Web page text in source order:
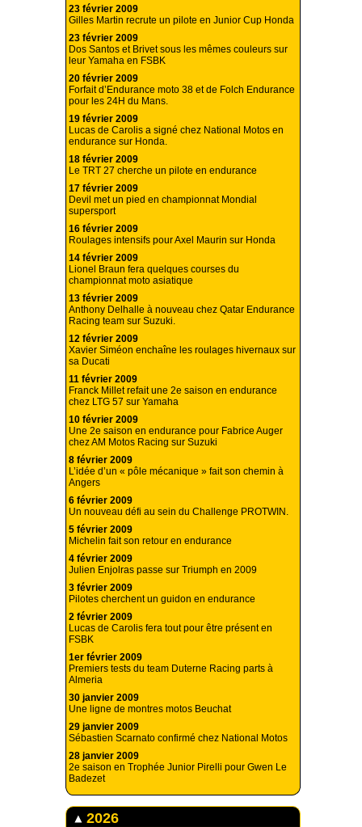
23 février 2009
Gilles Martin recrute un pilote en Junior Cup Honda
23 février 2009
Dos Santos et Brivet sous les mêmes couleurs sur
leur Yamaha en FSBK
20 février 2009
Forfait d’Endurance moto 38 et de Folch Endurance
pour les 24H du Mans.
19 février 2009
Lucas de Carolis a signé chez National Motos en
endurance sur Honda.
18 février 2009
Le TRT 27 cherche un pilote en endurance
17 février 2009
Devil met un pied en championnat Mondial
supersport
16 février 2009
Roulages intensifs pour Axel Maurin sur Honda
14 février 2009
Lionel Braun fera quelques courses du
championnat moto asiatique
13 février 2009
Anthony Delhalle à nouveau chez Qatar Endurance
Racing team sur Suzuki.
12 février 2009
Xavier Siméon enchaîne les roulages hivernaux sur
sa Ducati
11 février 2009
Franck Millet refait une 2e saison en endurance
chez LTG 57 sur Yamaha
10 février 2009
Une 2e saison en endurance pour Fabrice Auger
chez AM Motos Racing sur Suzuki
8 février 2009
L’idée d’un « pôle mécanique » fait son chemin à
Angers
6 février 2009
Un nouveau défi au sein du Challenge PROTWIN.
5 février 2009
Michelin fait son retour en endurance
4 février 2009
Julien Enjolras passe sur Triumph en 2009
3 février 2009
Pilotes cherchent un guidon en endurance
2 février 2009
Lucas de Carolis fera tout pour être présent en
FSBK
1er février 2009
Premiers tests du team Duterne Racing parts à
Almeria
30 janvier 2009
Une ligne de montres motos Beuchat
29 janvier 2009
Sébastien Scarnato confirmé chez National Motos
28 janvier 2009
2e saison en Trophée Junior Pirelli pour Gwen Le
Badezet
2026